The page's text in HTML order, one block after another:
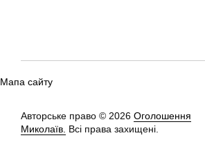
Мапа сайту
Авторське право © 2026 Оголошення
Миколаїв. Всі права захищені.